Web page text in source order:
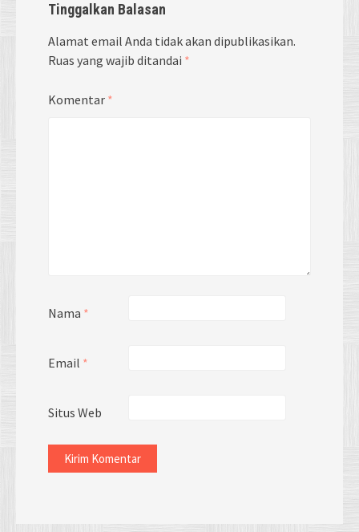
Tinggalkan Balasan
Alamat email Anda tidak akan dipublikasikan.
Ruas yang wajib ditandai *
Komentar *
Nama *
Email *
Situs Web